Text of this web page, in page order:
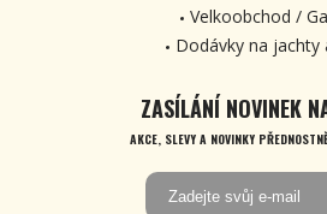
Velkoobchod /
Dodávky na jachty
ZASÍLÁNÍ NOVINEK
AKCE, SLEVY A NOVINKY